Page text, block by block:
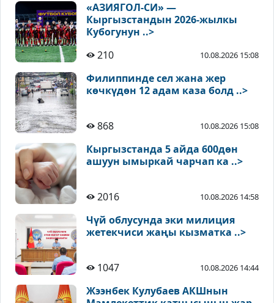
«АЗИЯГОЛ-СИ» —
Кыргызстандын 2026-жылкы
Кубогунун ..>
210
10.08.2026 15:08
Филиппинде сел жана жер
көчкүдөн 12 адам каза болд ..>
868 10.08.2026 15:08
Кыргызстанда 5 айда 600дөн
ашуун ымыркай чарчап ка ..>
2016 10.08.2026 14:58
Чүй облусунда эки милиция
жетекчиси жаңы кызматка ..>
1047 10.08.2026 14:44
Жээнбек Кулубаев АКШнын